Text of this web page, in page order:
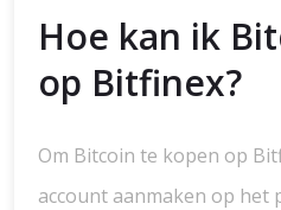
Hoe kan ik
op Bitfinex?
Om Bitcoin te kopen op
account aanmaken op het